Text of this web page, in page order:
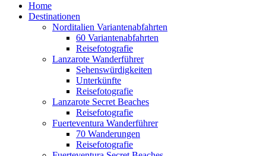
Home
Destinationen
Norditalien Variantenabfahrten
60 Variantenabfahrten
Reisefotografie
Lanzarote Wanderführer
Sehenswürdigkeiten
Unterkünfte
Reisefotografie
Lanzarote Secret Beaches
Reisefotografie
Fuerteventura Wanderführer
70 Wanderungen
Reisefotografie